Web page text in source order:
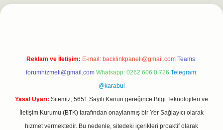
Reklam ve İletişim: E-mail: backlinkpaneli@gmail.com Teams:
forumhizmeti@gmail.com Whatsapp: 0262 606 0 726 Telegram:
@karabul
Yasal Uyarı: Sitemiz, 5651 Sayılı Kanun gereğince Bilgi Teknolojileri ve
İletişim Kurumu (BTK) tarafından onaylanmış bir Yer Sağlayıcı olarak
hizmet vermektedir. Bu nedenle, sitedeki içerikleri proaktif olarak